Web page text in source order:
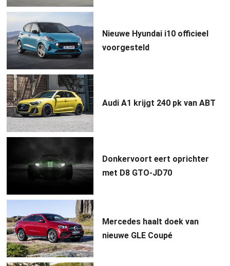
Nieuwe Hyundai i10 officieel
voorgesteld
Audi A1 krijgt 240 pk van ABT
Donkervoort eert oprichter
met D8 GTO-JD70
Mercedes haalt doek van
nieuwe GLE Coupé